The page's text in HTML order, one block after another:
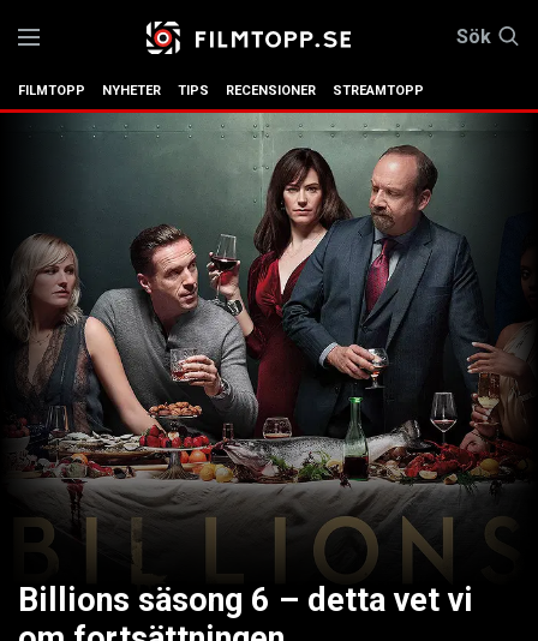
Sök
FILMTOPP NYHETER TIPS RECENSIONER STREAMTOPP
Billions säsong 6 – detta vet vi